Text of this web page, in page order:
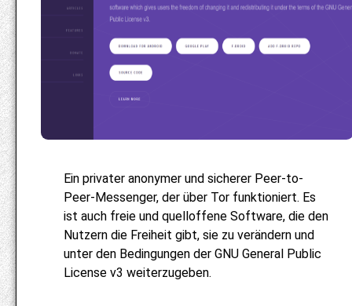
Ein privater anonymer und sicherer Peer-to-
Peer-Messenger, der über Tor funktioniert. Es
ist auch freie und quelloffene Software, die den
Nutzern die Freiheit gibt, sie zu verändern und
unter den Bedingungen der GNU General Public
License v3 weiterzugeben.